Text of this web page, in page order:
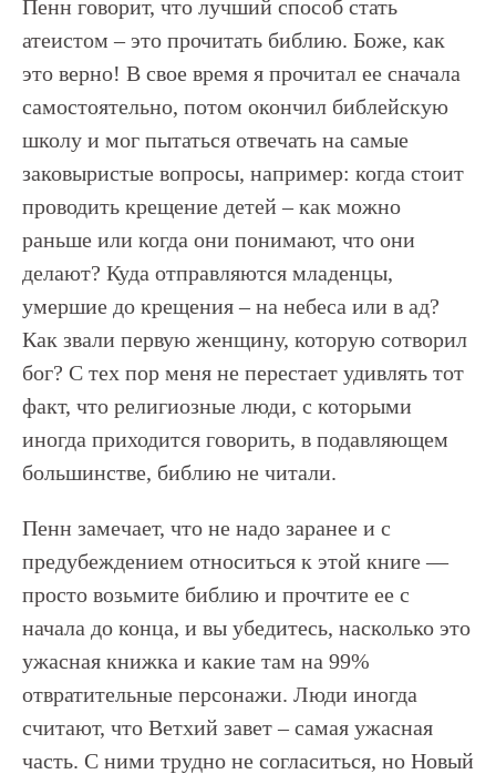
Пенн говорит, что лучший способ стать
атеистом – это прочитать библию. Боже, как
это верно! В свое время я прочитал ее сначала
самостоятельно, потом окончил библейскую
школу и мог пытаться отвечать на самые
заковыристые вопросы, например: когда стоит
проводить крещение детей – как можно
раньше или когда они понимают, что они
делают? Куда отправляются младенцы,
умершие до крещения – на небеса или в ад?
Как звали первую женщину, которую сотворил
бог? С тех пор меня не перестает удивлять тот
факт, что религиозные люди, с которыми
иногда приходится говорить, в подавляющем
большинстве, библию не читали.
Пенн замечает, что не надо заранее и с
предубеждением относиться к этой книге —
просто возьмите библию и прочтите ее с
начала до конца, и вы убедитесь, насколько это
ужасная книжка и какие там на 99%
отвратительные персонажи. Люди иногда
считают, что Ветхий завет – самая ужасная
часть. С ними трудно не согласиться, но Новый